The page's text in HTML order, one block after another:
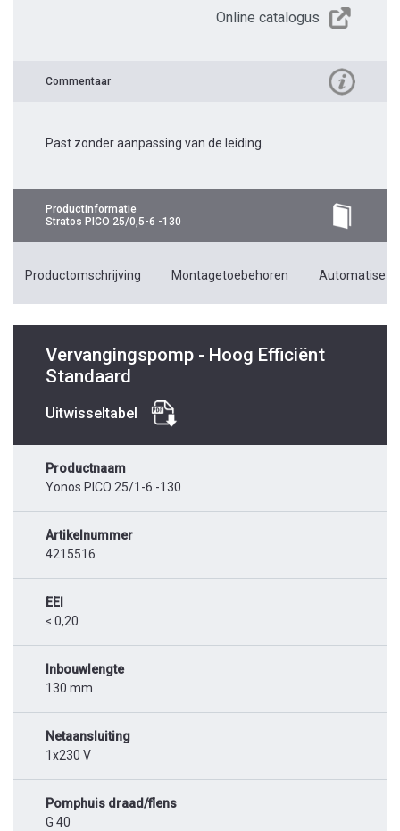
Online catalogus
Commentaar
Past zonder aanpassing van de leiding.
Productinformatie
Stratos PICO 25/0,5-6 -130
Productomschrijving Montagetoebehoren
Vervangingspomp - Hoog Efficiënt
Standaard
Uitwisseltabel
Productnaam
Yonos PICO 25/1-6 -130
Artikelnummer
4215516
EEI
≤ 0,20
Inbouwlengte
130 mm
Netaansluiting
1x230 V
Pomphuis draad/flens
G 40